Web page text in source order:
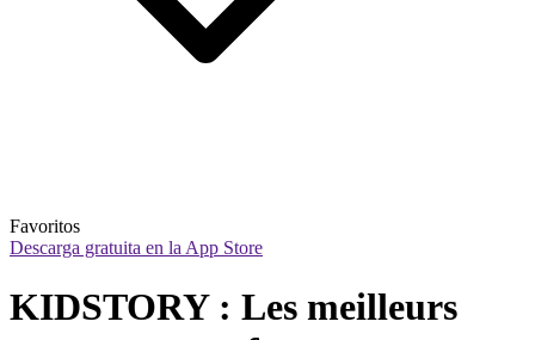
Favoritos
Descarga gratuita en la App Store
KIDSTORY : Les meilleurs